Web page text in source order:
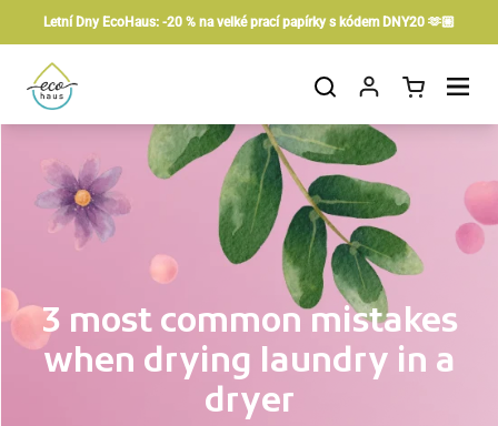
Letní Dny EcoHaus: -20 % na velké prací papírky s kódem DNY20 🫶🏼
Open cart Open menu
3 most common mistakes
when drying laundry in a
dryer